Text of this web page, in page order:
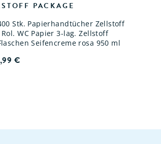
PACKAGE
Stk. Papierhandtücher Zellstoff
Rol. WC Papier 3-lag. Zellstoff
Seifencreme rosa 950 ml
€